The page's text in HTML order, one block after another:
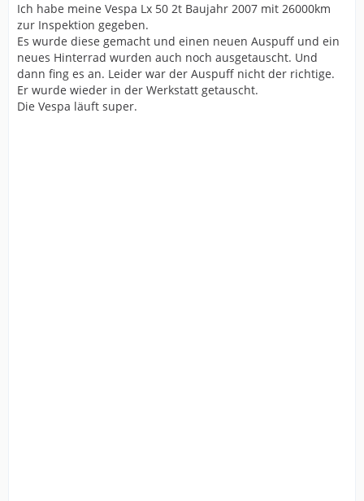
Ich habe meine Vespa Lx 50 2t Baujahr 2007 mit 26000km
zur Inspektion gegeben.
Es wurde diese gemacht und einen neuen Auspuff und ein
neues Hinterrad wurden auch noch ausgetauscht. Und
dann fing es an. Leider war der Auspuff nicht der richtige.
Er wurde wieder in der Werkstatt getauscht.
Die Vespa läuft super.